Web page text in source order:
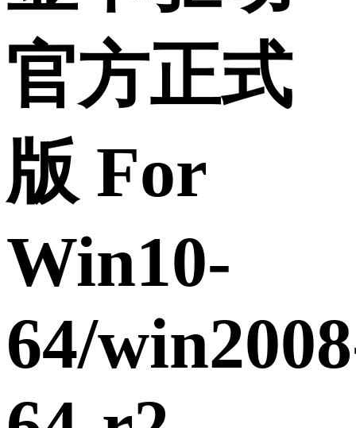
官方正式
版 For
Win10-
64/